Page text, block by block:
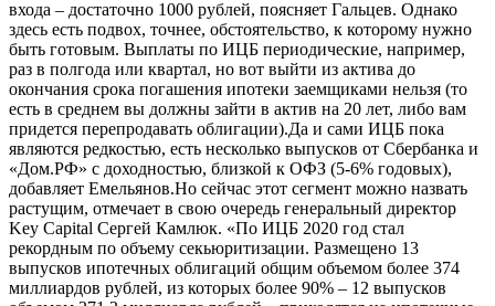
входа – достаточно 1000 рублей, поясняет Гальцев. Однако
здесь есть подвох, точнее, обстоятельство, к которому нужно
быть готовым. Выплаты по ИЦБ периодические, например,
раз в полгода или квартал, но вот выйти из актива до
окончания срока погашения ипотеки заемщиками нельзя (то
есть в среднем вы должны зайти в актив на 20 лет, либо вам
придется перепродавать облигации).Да и сами ИЦБ пока
являются редкостью, есть несколько выпусков от Сбербанка и
«Дом.РФ» с доходностью, близкой к ОФЗ (5-6% годовых),
добавляет Емельянов.Но сейчас этот сегмент можно назвать
растущим, отмечает в свою очередь генеральный директор
Key Capital Сергей Камлюк. «По ИЦБ 2020 год стал
рекордным по объему секьюритизации. Размещено 13
выпусков ипотечных облигаций общим объемом более 374
миллиардов рублей, из которых более 90% – 12 выпусков